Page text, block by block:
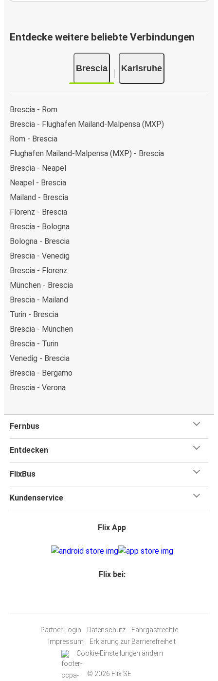
Entdecke weitere beliebte Verbindungen
Brescia Karlsruhe
Brescia - Rom
Brescia - Flughafen Mailand-Malpensa (MXP)
Rom - Brescia
Flughafen Mailand-Malpensa (MXP) - Brescia
Brescia - Neapel
Neapel - Brescia
Mailand - Brescia
Florenz - Brescia
Brescia - Bologna
Bologna - Brescia
Brescia - Venedig
Brescia - Florenz
München - Brescia
Brescia - Mailand
Turin - Brescia
Brescia - München
Brescia - Turin
Venedig - Brescia
Brescia - Bergamo
Brescia - Verona
Fernbus
Entdecken
FlixBus
Kundenservice
Flix App
Flix bei:
Partner Login Datenschutz
Fahrgastrechte
Impressum
Erklärung zur Barrierefreiheit
Cookie-Einstellungen ändern
© 2026 Flix SE